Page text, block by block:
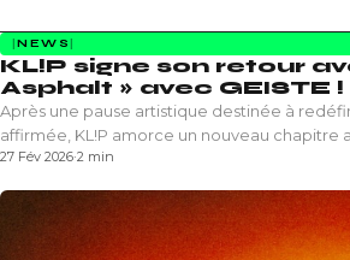
NEWS
KL!P signe son retour
Asphalt » avec GEISTE !
Après une pause artistique destinée à
affirmée, KL!P amorce un nouveau chapitre
27 Fév 2026·2 min